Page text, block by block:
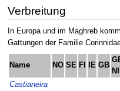
Verbreitung
In Europa und im Maghreb
Gattungen der Familie
Name NO SE FI IE GB
Castianeira